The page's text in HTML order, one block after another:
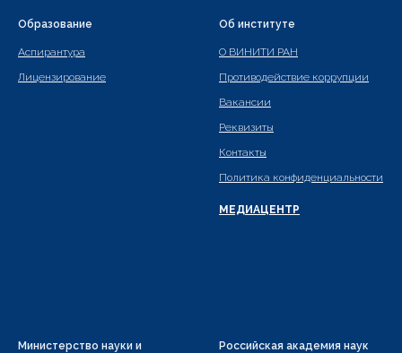
Образование
Аспирантура
Лицензирование
Об институте
О ВИНИТИ РАН
Противодействие коррупции
Вакансии
Реквизиты
Контакты
Политика конфиденциальности
МЕДИАЦЕНТР
Министерство науки и
Российская академия наук